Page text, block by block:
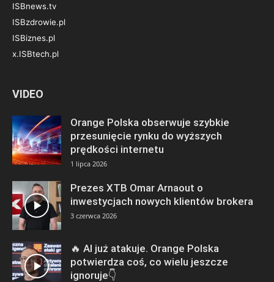
ISBnews.tv
ISBzdrowie.pl
ISBiznes.pl
x.ISBtech.pl
VIDEO
Orange Polska obserwuje szybkie
przesunięcie rynku do wyższych
prędkości internetu
1 lipca 2026
Prezes XTB Omar Arnaout o
inwestycjach nowych klientów brokera
3 czerwca 2026
🔥 AI już atakuje. Orange Polska
potwierdza coś, co wielu jeszcze
ignoruje👇